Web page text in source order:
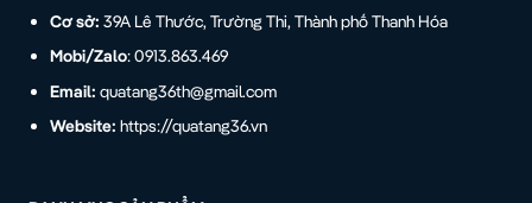
Cơ sở:39A Lê Thước, Trường Thi, Thành phố Thanh Hóa
Mobi/Zalo: 0913.863.469
Email: quatang36th@gmail.com
Website: https://quatang36.vn